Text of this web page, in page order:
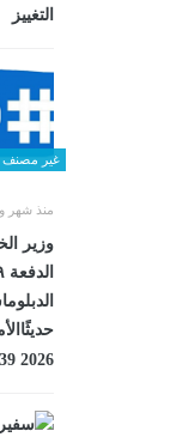
التغييز
غير مصنف
منذ شهر
وزير
2026 03:39 مـ